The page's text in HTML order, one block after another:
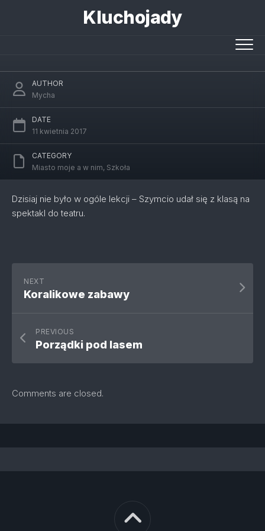
Kluchojady
Przedstawienie „Śpiąca królewna” w
AUTHOR
Mycha
DATE
11 kwietnia 2017
CATEGORY
Miasto moje a w nim, Szkoła
Dzisiaj nie było w ogóle lekcji – Szymcio udał się z klasą na
spektakl do teatru.
NEXT
Koralikowe zabawy
PREVIOUS
Porządki pod lasem
Comments are closed.